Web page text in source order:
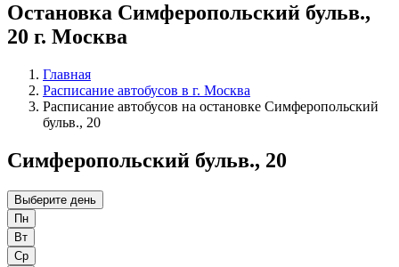
Остановка Симферопольский бульв.,
20 г. Москва
Главная
Расписание автобусов в г. Москва
Расписание автобусов на остановке Симферопольский
бульв., 20
Симферопольский бульв., 20
Выберите день
Пн
Вт
Ср